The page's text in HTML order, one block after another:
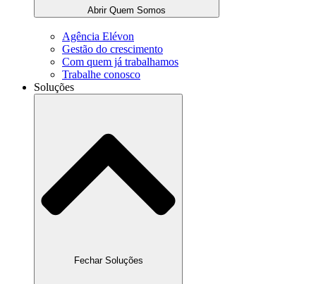
Abrir Quem Somos
Agência Elévon
Gestão do crescimento
Com quem já trabalhamos
Trabalhe conosco
Soluções
Fechar Soluções